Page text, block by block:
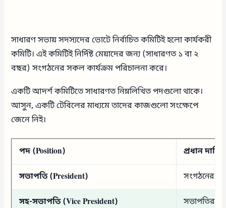
সাধারণ সভায় সদস্যদের ভোটে নির্বাচিত কমিটিই হলো কার্যকরী
কমিটি। এই কমিটিই নির্দিষ্ট মেয়াদের জন্য (সাধারণত ১ বা ২
বছর) সংগঠনের সকল কার্যক্রম পরিচালনা করে।
একটি আদর্শ কমিটিতে সাধারণত নিম্নলিখিত পদগুলো থাকে।
আসুন, একটি টেবিলের মাধ্যমে তাদের কাজগুলো সংক্ষেপে
জেনে নিই।
পদ (Position) প্রধান
সভাপতি (President) সংগঠনের
সহ-সভাপতি (Vice President) সভাপতির